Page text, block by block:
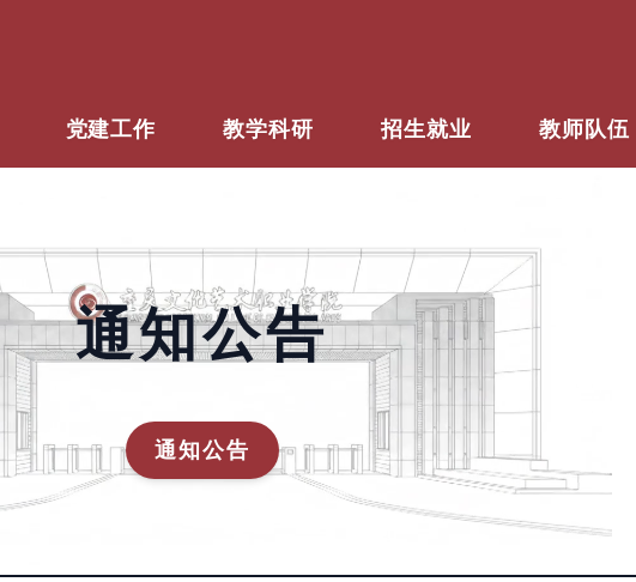
党建工作 教学科研 招生就业 教师队伍
通知公告
通知公告